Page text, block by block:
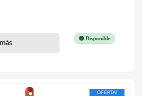
🟢 Disponible
OFERTA!